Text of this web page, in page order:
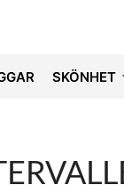
SKÖNHET